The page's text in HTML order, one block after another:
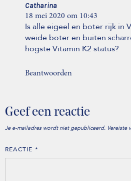
Catharina
18 mei 2020 om 10:43
Is alle eigeel en boter rijk in
weide boter en buiten
hogste Vitamin K2 status?
Beantwoorden
Geef een reactie
Je e-mailadres wordt niet gepubliceerd. Vereiste
REACTIE *